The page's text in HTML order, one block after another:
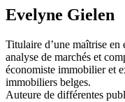
Evelyne Gielen
Titulaire d’une maîtrise
analyse de marchés et
économiste immobilier et
immobiliers belges.
Auteure de différentes